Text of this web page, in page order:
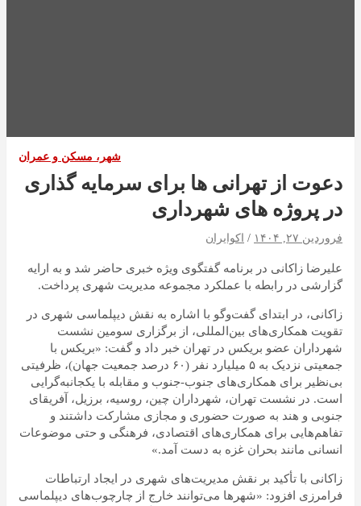
شهر، مسکن و عمران
دعوت از تهرانی ها برای سرمایه گذاری
در پروژه های شهرداری
فروردین ۲۷, ۱۴۰۴ اکوایران
علیرضا زاکانی در برنامه گفتگوی ویژه خبری حاضر شد و به ارایه
گزارشی در رابطه با عملکرد مجموعه مدیریت شهری پرداخت.
زاکانی، در ابتدای گفت‌وگو با اشاره به نقش دیپلماسی شهری در
تقویت همکاری‌های بین‌المللی، از برگزاری سومین نشست
شهرداران عضو بریکس در تهران خبر داد و گفت: «بریکس با
جمعیتی نزدیک به ۵ میلیارد نفر (۶۰ درصد جمعیت جهان)، ظرفیتی
بی‌نظیر برای همکاری‌های جنوب-جنوب و مقابله با یکجانبه‌گرایی
است. در نشست تهران، شهرداران چین، روسیه، برزیل، آفریقای
جنوبی و هند به صورت حضوری و مجازی مشارکت داشتند و
تفاهم‌هایی برای همکاری‌های اقتصادی، فرهنگی و حتی موضوعات
انسانی مانند بحران غزه به دست آمد.»
زاکانی با تأکید بر نقش مدیریت‌های شهری در ایجاد ارتباطات
فرامرزی افزود: «شهرها می‌توانند خارج از چارچوب‌های دیپلماسی